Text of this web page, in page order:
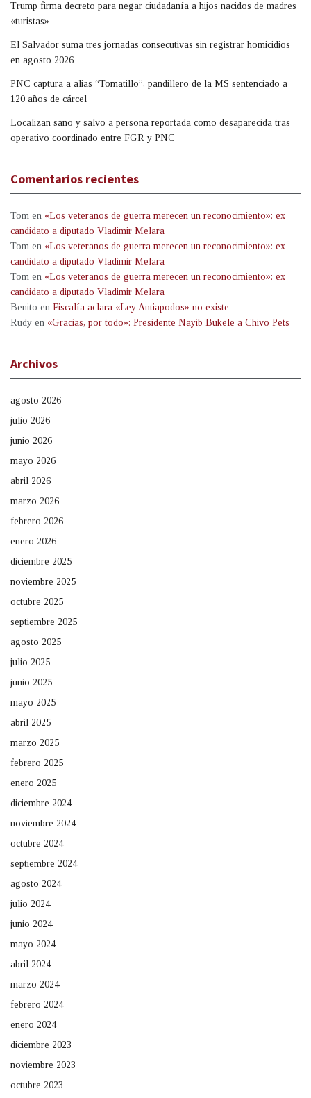
Trump firma decreto para negar ciudadanía a hijos nacidos de madres
«turistas»
El Salvador suma tres jornadas consecutivas sin registrar homicidios
en agosto 2026
PNC captura a alias “Tomatillo”, pandillero de la MS sentenciado a
120 años de cárcel
Localizan sano y salvo a persona reportada como desaparecida tras
operativo coordinado entre FGR y PNC
Comentarios recientes
Tom en «Los veteranos de guerra merecen un reconocimiento»: ex
candidato a diputado Vladimir Melara
Tom en «Los veteranos de guerra merecen un reconocimiento»: ex
candidato a diputado Vladimir Melara
Tom en «Los veteranos de guerra merecen un reconocimiento»: ex
candidato a diputado Vladimir Melara
Benito en Fiscalía aclara «Ley Antiapodos» no existe
Rudy en «Gracias, por todo»: Presidente Nayib Bukele a Chivo Pets
Archivos
agosto 2026
julio 2026
junio 2026
mayo 2026
abril 2026
marzo 2026
febrero 2026
enero 2026
diciembre 2025
noviembre 2025
octubre 2025
septiembre 2025
agosto 2025
julio 2025
junio 2025
mayo 2025
abril 2025
marzo 2025
febrero 2025
enero 2025
diciembre 2024
noviembre 2024
octubre 2024
septiembre 2024
agosto 2024
julio 2024
junio 2024
mayo 2024
abril 2024
marzo 2024
febrero 2024
enero 2024
diciembre 2023
noviembre 2023
octubre 2023